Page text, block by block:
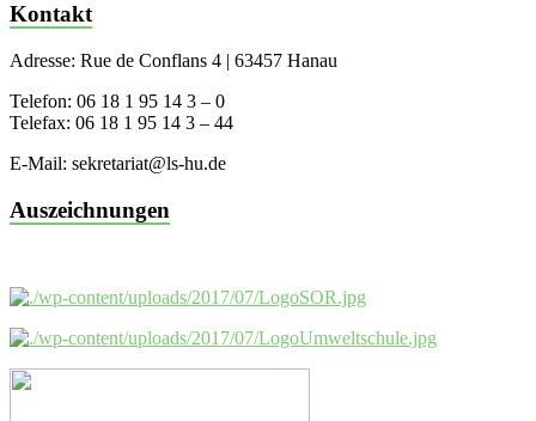
Kontakt
Adresse: Rue de Conflans 4 | 63457 Hanau
Telefon: 06 18 1 95 14 3 – 0
Telefax: 06 18 1 95 14 3 – 44
E-Mail: sekretariat@ls-hu.de
Auszeichnungen